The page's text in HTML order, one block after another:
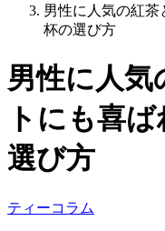
男性に人気の紅茶
杯の選び方
男性に人気
トにも喜
選び方
ティーコラム